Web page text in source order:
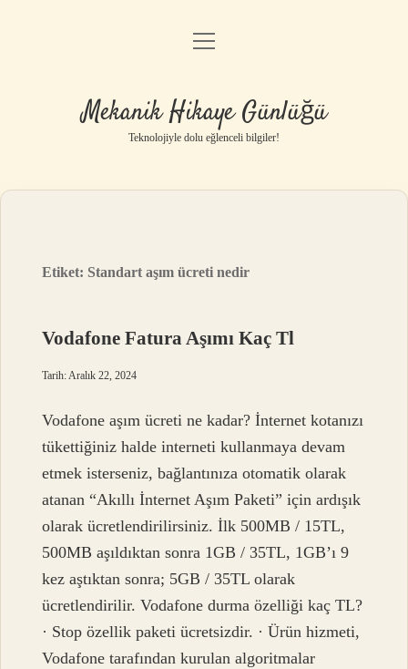
Anasayfa
Yasal Uyarı
menüyü
Mekanik Hikaye Günlüğü
Teknolojiyle dolu eğlenceli bilgiler!
Etiket: Standart aşım ücreti nedir
Vodafone Fatura Aşımı Kaç Tl
Tarih: Aralık 22, 2024
Vodafone aşım ücreti ne kadar? İnternet kotanızı
tükettiğiniz halde interneti kullanmaya devam
etmek isterseniz, bağlantınıza otomatik olarak
atanan “Akıllı İnternet Aşım Paketi” için ardışık
olarak ücretlendirilirsiniz. İlk 500MB / 15TL,
500MB aşıldıktan sonra 1GB / 35TL, 1GB’ı 9
kez aştıktan sonra; 5GB / 35TL olarak
ücretlendirilir. Vodafone durma özelliği kaç TL?
· Stop özellik paketi ücretsizdir. · Ürün hizmeti,
Vodafone tarafından kurulan algoritmalar